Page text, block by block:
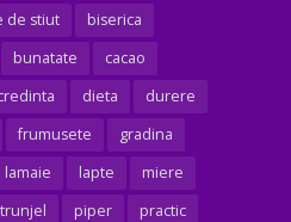
de stiut
biserica
bunatate
cacao
dieta
durere
frumusete
gradina
lamaie lapte
miere
piper
practic